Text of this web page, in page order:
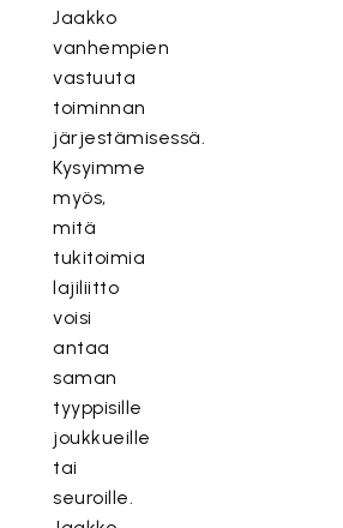
Jaakko
vanhempien
vastuuta
toiminnan
järjestämisessä.
Kysyimme
myös,
mitä
tukitoimia
lajiliitto
voisi
antaa
saman
tyyppisille
joukkueille
tai
seuroille.